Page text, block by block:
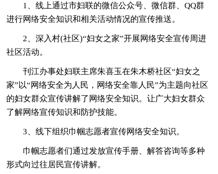
1、线上通过市妇联的微信公众号、微信群、QQ群
进行网络安全知识和相关活动情况的宣传推送。
2、深入村(社区)“妇女之家”开展网络安全宣传周进
社区活动。
刊江办事处妇联主席朱喜玉在朱木桥社区“妇女之
家”以“网络安全为人民，网络安全靠人民”为主题向社区
的妇女群众宣传讲解了网络安全知识。让广大妇女群众
了解网络宣传知识和防护技能。
3、线下组织巾帼志愿者宣传网络安全知识。
巾帼志愿者们通过发放宣传手册、解答咨询等多种
形式向过往居民宣传讲解。